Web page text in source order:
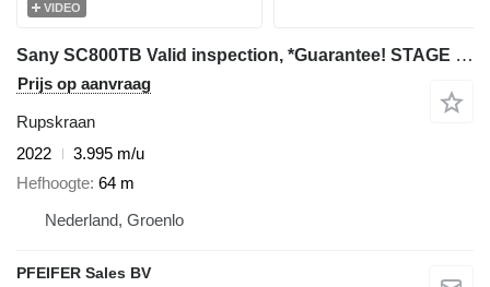
VIDEO
Sany SC800TB Valid inspection, *Guarantee! STAGE 5 ENGI
Prijs op aanvraag
Rupskraan
2022
3.995 m/u
Hefhoogte 64 m
Nederland, Groenlo
PFEIFER Sales BV